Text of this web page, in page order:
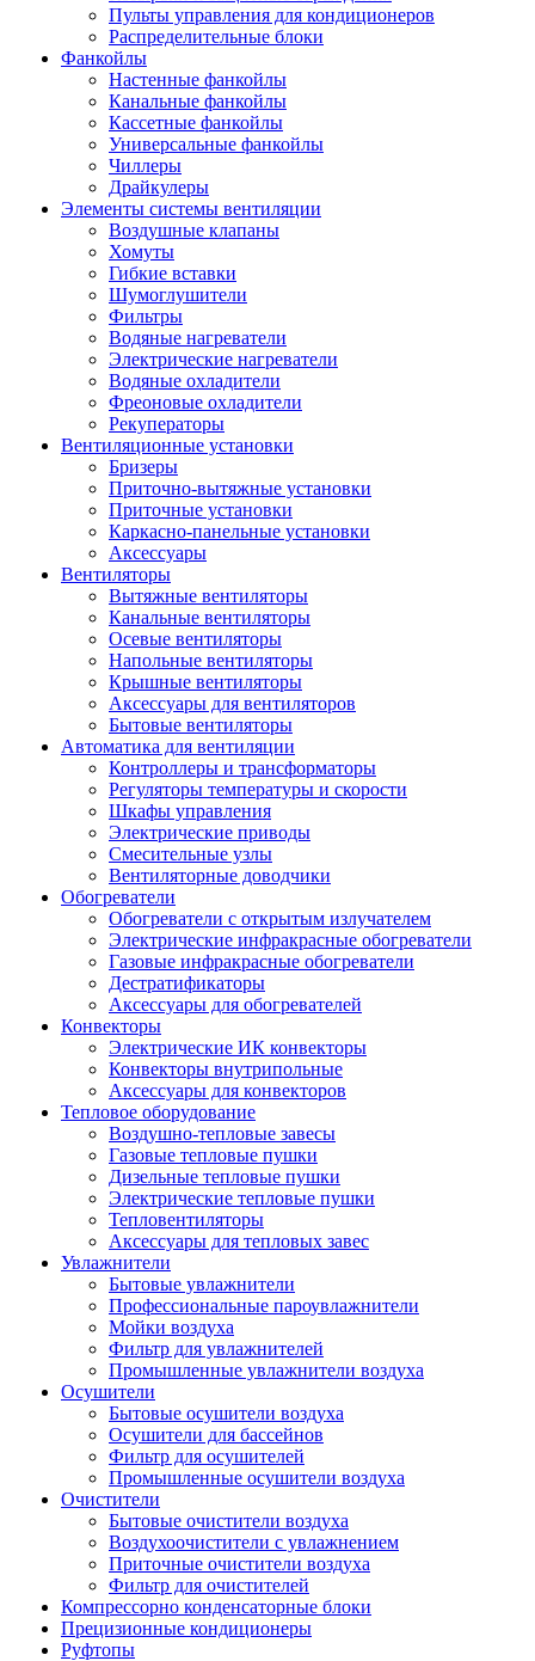
Пульты управления для кондиционеров
Распределительные блоки
Фанкойлы
Настенные фанкойлы
Канальные фанкойлы
Кассетные фанкойлы
Универсальные фанкойлы
Чиллеры
Драйкулеры
Элементы системы вентиляции
Воздушные клапаны
Хомуты
Гибкие вставки
Шумоглушители
Фильтры
Водяные нагреватели
Электрические нагреватели
Водяные охладители
Фреоновые охладители
Рекуператоры
Вентиляционные установки
Бризеры
Приточно-вытяжные установки
Приточные установки
Каркасно-панельные установки
Аксессуары
Вентиляторы
Вытяжные вентиляторы
Канальные вентиляторы
Осевые вентиляторы
Напольные вентиляторы
Крышные вентиляторы
Аксессуары для вентиляторов
Бытовые вентиляторы
Автоматика для вентиляции
Контроллеры и трансформаторы
Регуляторы температуры и скорости
Шкафы управления
Электрические приводы
Смесительные узлы
Вентиляторные доводчики
Обогреватели
Обогреватели с открытым излучателем
Электрические инфракрасные обогреватели
Газовые инфракрасные обогреватели
Дестратификаторы
Аксессуары для обогревателей
Конвекторы
Электрические ИК конвекторы
Конвекторы внутрипольные
Аксессуары для конвекторов
Тепловое оборудование
Воздушно-тепловые завесы
Газовые тепловые пушки
Дизельные тепловые пушки
Электрические тепловые пушки
Тепловентиляторы
Аксессуары для тепловых завес
Увлажнители
Бытовые увлажнители
Профессиональные пароувлажнители
Мойки воздуха
Фильтр для увлажнителей
Промышленные увлажнители воздуха
Осушители
Бытовые осушители воздуха
Осушители для бассейнов
Фильтр для осушителей
Промышленные осушители воздуха
Очистители
Бытовые очистители воздуха
Воздухоочистители с увлажнением
Приточные очистители воздуха
Фильтр для очистителей
Компрессорно конденсаторные блоки
Прецизионные кондиционеры
Руфтопы